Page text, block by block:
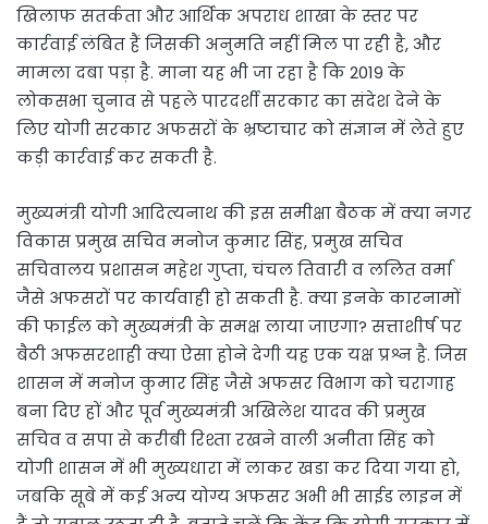
खिलाफ सतर्कता और आर्थिक अपराध शाखा के स्तर पर
कार्रवाई लंबित हैं जिसकी अनुमति नहीं मिल पा रही है, और
मामला दबा पड़ा है. माना यह भी जा रहा है कि 2019 के
लोकसभा चुनाव से पहले पारदर्शी सरकार का संदेश देने के
लिए योगी सरकार अफसरों के भ्रष्टाचार को संज्ञान में लेते हुए
कड़ी कार्रवाई कर सकती है.
मुख्यमंत्री योगी आदित्यनाथ की इस समीक्षा बैठक में क्या नगर
विकास प्रमुख सचिव मनोज कुमार सिंह, प्रमुख सचिव
सचिवालय प्रशासन महेश गुप्ता, चंचल तिवारी व ललित वर्मा
जैसे अफसरों पर कार्यवाही हो सकती है. क्या इनके कारनामों
की फाईल को मुख्यमंत्री के समक्ष लाया जाएगा? सत्ताशीर्ष पर
बैठी अफसरशाही क्या ऐसा होने देगी यह एक यक्ष प्रश्न है. जिस
शासन में मनोज कुमार सिंह जैसे अफसर विभाग को चरागाह
बना दिए हों और पूर्व मुख्यमंत्री अखिलेश यादव की प्रमुख
सचिव व सपा से करीबी रिश्ता रखने वाली अनीता सिंह को
योगी शासन में भी मुख्यधारा में लाकर खडा कर दिया गया हो,
जबकि सूबे में कई अन्य योग्य अफसर अभी भी साईड लाइन में